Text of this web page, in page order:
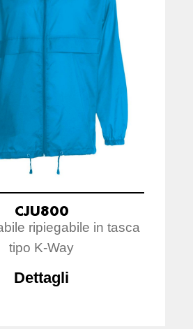
CJU800
ripiegabile in tasca
tipo K-Way
Dettagli